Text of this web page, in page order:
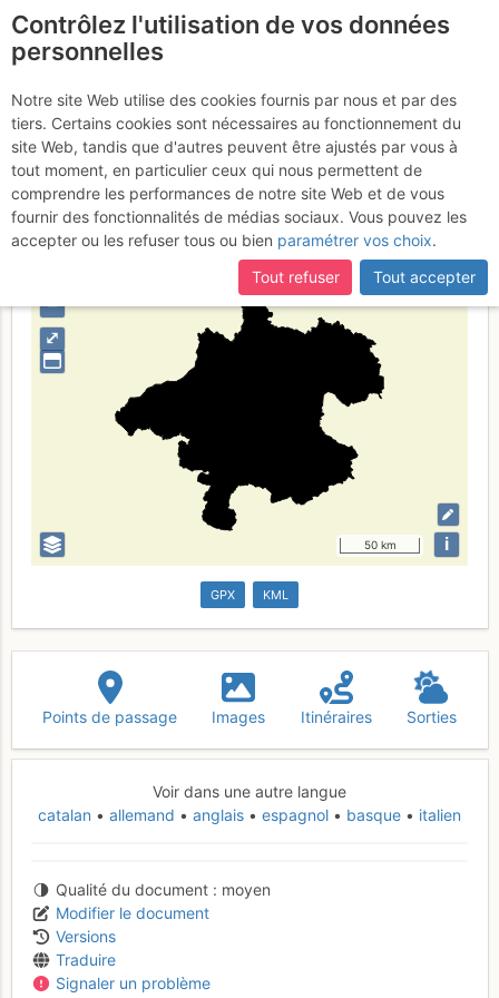
certaines pages ne sont plus accessibles, manquantes ou
incomplètes, déconnectez-vous puis reconnectez-vous à votre
compte sur le site.
Haute-Autriche
Type de région limite administrative
⤢
–
50 km i
GPX KML
Points de passage Images Itinéraires Sorties
Voir dans une autre langue
catalan
allemand anglais espagnol basque italien
Qualité du document
moyen
Modifier le document
Versions
Traduire
Signaler un problème
Contrôlez l'utilisation de vos données
personnelles
Notre site Web utilise des cookies fournis par nous et par des
tiers. Certains cookies sont nécessaires au fonctionnement du
site Web, tandis que d'autres peuvent être ajustés par vous à
tout moment, en particulier ceux qui nous permettent de
comprendre les performances de notre site Web et de vous
fournir des fonctionnalités de médias sociaux. Vous pouvez les
accepter ou les refuser tous ou bien paramétrer vos choix.
Tout refuser
Tout accepter